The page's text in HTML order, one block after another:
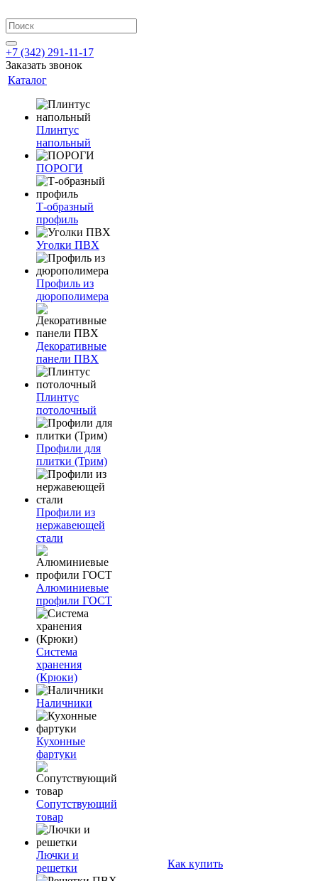
+7 (342) 291-11-17
Заказать звонок
Каталог
Плинтус
напольный
ПОРОГИ
Т-образный
профиль
Уголки ПВХ
Профиль из
дюрополимера
Декоративные
панели ПВХ
Плинтус
потолочный
Профили для
плитки (Трим)
Профили из
нержавеющей
стали
Алюминиевые
профили ГОСТ
Система
хранения
(Крюки)
Наличники
Кухонные
фартуки
Сопутствующий
товар
Лючки и
решетки
Как купить